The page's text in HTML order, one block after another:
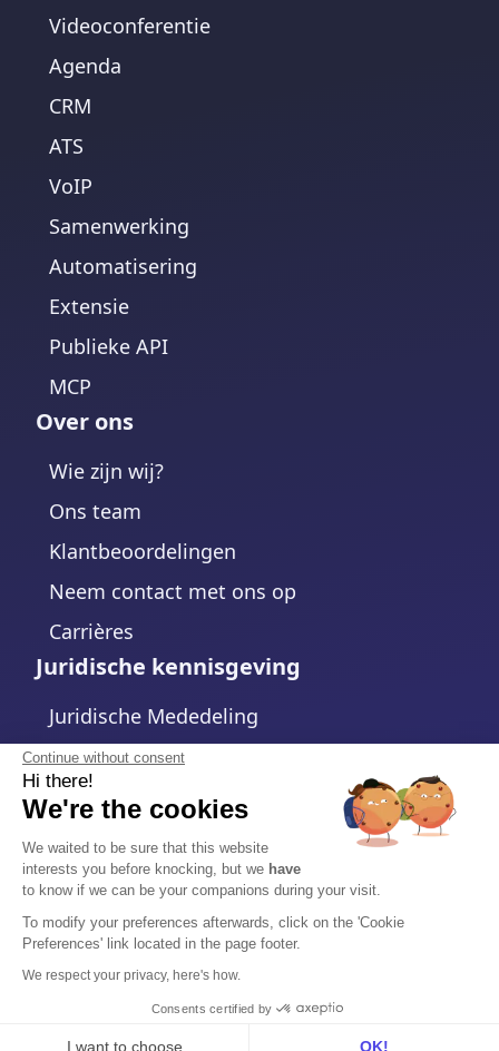
Continue without consent
Hi there!
We're the cookies
We waited to be sure that this website
interests you before knocking, but we have
to know if we can be your companions during your visit.
To modify your preferences afterwards, click on the 'Cookie
Preferences' link located in the page footer.
We respect your privacy, here's how.
Consents certified by
I want to choose OK!
Videoconferentie
Agenda
CRM
ATS
VoIP
Samenwerking
Automatisering
Extensie
Publieke API
MCP
Over ons
Wie zijn wij?
Ons team
Klantbeoordelingen
Neem contact met ons op
Carrières
Juridische kennisgeving
Juridische Mededeling
Privacybeleid
Cookiebeleid
Cookie-instellingen wijzigen
Algemene voorwaarden
Gegevensverwerkingsovereenkomst
Veiligheid